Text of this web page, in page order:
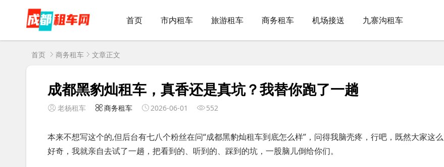
首页 市内租车 旅游租车 商务租车 机场接送 九寨沟租车
首页 商务租车 文章正文
成都黑豹灿租车，真香还是真坑？我替你跑了一趟
老杨租车 商务租车 2026-06-01 552
本来不想写这个的,但后台有七八个粉丝在问“成都黑豹灿租车到底怎么样”，问得我脑壳疼，行吧，既然大家这么
好奇，我就亲自去试了一趟，把看到的、听到的、踩到的坑，一股脑儿倒给你们。